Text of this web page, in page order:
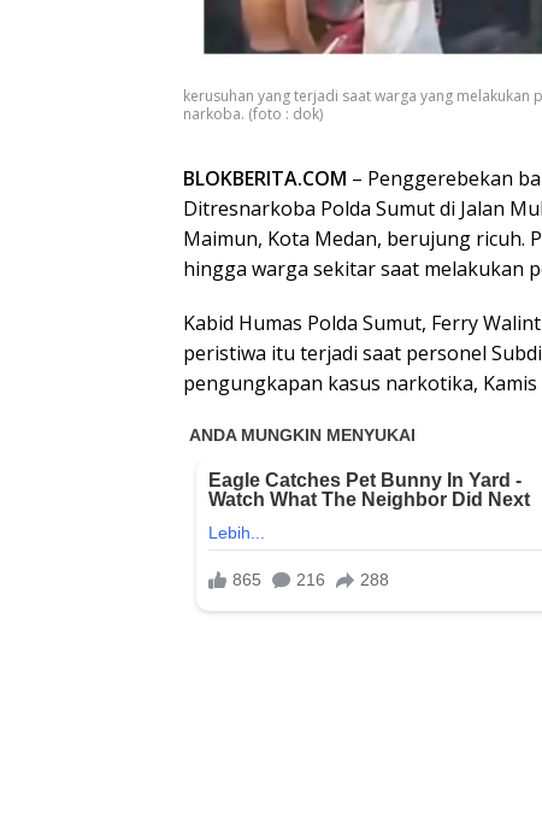
kerusuhan yang terjadi saat warga yang
narkoba. (foto : dok)
BLOKBERITA.COM – Penggerebekan
Ditresnarkoba Polda Sumut di Jalan
Maimun, Kota Medan, berujung ricuh.
hingga warga sekitar saat melakukan
Kabid Humas Polda Sumut, Ferry
peristiwa itu terjadi saat personel
pengungkapan kasus narkotika, Kamis